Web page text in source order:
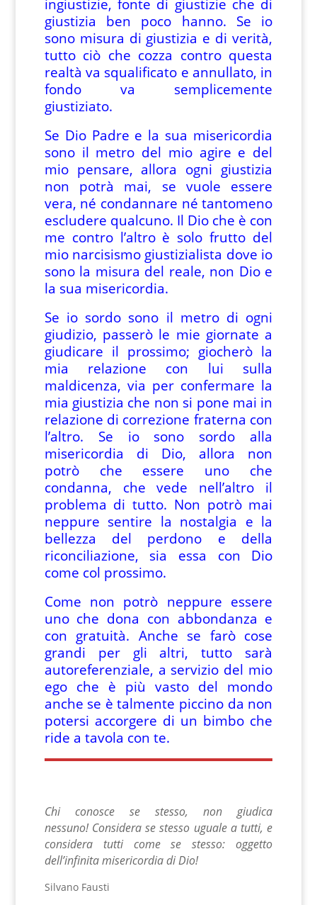
ingiustizie, fonte di giustizie che di
giustizia ben poco hanno. Se io
sono misura di giustizia e di verità,
tutto ciò che cozza contro questa
realtà va squalificato e annullato, in
fondo va semplicemente
giustiziato.
Se Dio Padre e la sua misericordia
sono il metro del mio agire e del
mio pensare, allora ogni giustizia
non potrà mai, se vuole essere
vera, né condannare né tantomeno
escludere qualcuno. Il Dio che è con
me contro l’altro è solo frutto del
mio narcisismo giustizialista dove io
sono la misura del reale, non Dio e
la sua misericordia.
Se io sordo sono il metro di ogni
giudizio, passerò le mie giornate a
giudicare il prossimo; giocherò la
mia relazione con lui sulla
maldicenza, via per confermare la
mia giustizia che non si pone mai in
relazione di correzione fraterna con
l’altro. Se io sono sordo alla
misericordia di Dio, allora non
potrò che essere uno che
condanna, che vede nell’altro il
problema di tutto. Non potrò mai
neppure sentire la nostalgia e la
bellezza del perdono e della
riconciliazione, sia essa con Dio
come col prossimo.
Come non potrò neppure essere
uno che dona con abbondanza e
con gratuità. Anche se farò cose
grandi per gli altri, tutto sarà
autoreferenziale, a servizio del mio
ego che è più vasto del mondo
anche se è talmente piccino da non
potersi accorgere di un bimbo che
ride a tavola con te.
Chi conosce se stesso, non giudica
nessuno! Considera se stesso uguale a tutti, e
considera tutti come se stesso: oggetto
dell’infinita misericordia di Dio!
Silvano Fausti